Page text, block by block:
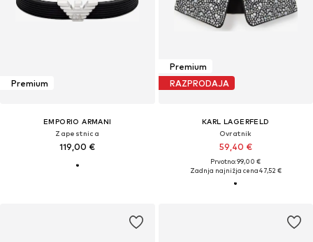
Premium
EMPORIO ARMANI
Zapestnica
119,00 €
Premium
RAZPRODAJA
KARL LAGERFELD
Ovratnik
59,40 €
Prvotno: 99,00 €
Zadnja najnižja cena47,52 €